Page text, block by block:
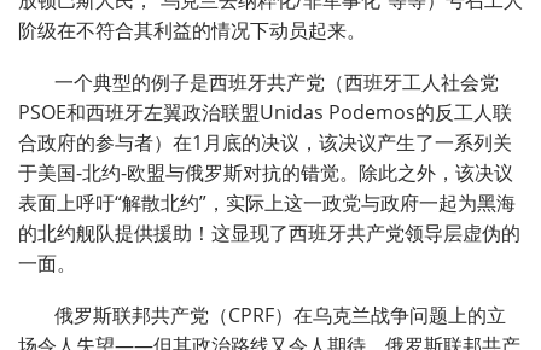
阶级在不符合其利益的情况下动员起来。
一个典型的例子是西班牙共产党（西班牙工人社会党
PSOE和西班牙左翼政治联盟Unidas Podemos的反工人联
合政府的参与者）在1月底的决议，该决议产生了一系列关
于美国-北约-欧盟与俄罗斯对抗的错觉。除此之外，该决议
表面上呼吁“解散北约”，实际上这一政党与政府一起为黑海
的北约舰队提供援助！这显现了西班牙共产党领导层虚伪的
一面。
俄罗斯联邦共产党（CPRF）在乌克兰战争问题上的立